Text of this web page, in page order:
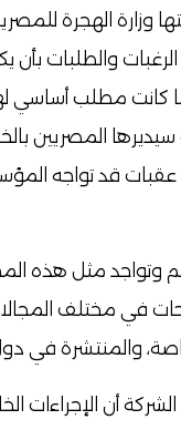
وزارة الهجرة
والطلبات
كانت مطلب أساسي
سيديرها المصريين
عقبات قد تواجه
وتواجد مثل هذه
في مختلف
والمنتشرة في
أن الإجراءات